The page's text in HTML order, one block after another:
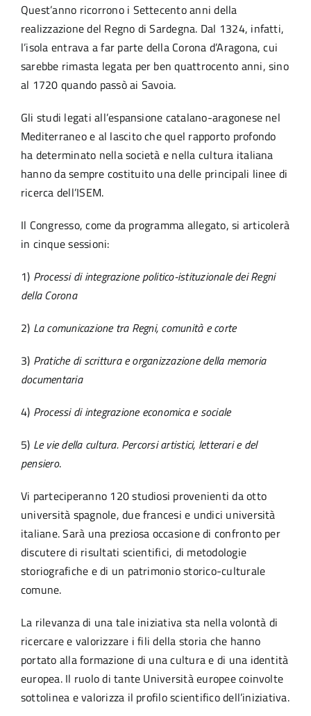
Quest’anno ricorrono i Settecento anni della
realizzazione del Regno di Sardegna. Dal 1324, infatti,
l’isola entrava a far parte della Corona d’Aragona, cui
sarebbe rimasta legata per ben quattrocento anni, sino
al 1720 quando passò ai Savoia.
Gli studi legati all’espansione catalano-aragonese nel
Mediterraneo e al lascito che quel rapporto profondo
ha determinato nella società e nella cultura italiana
hanno da sempre costituito una delle principali linee di
ricerca dell’ISEM.
Il Congresso, come da programma allegato, si articolerà
in cinque sessioni:
1) Processi di integrazione politico-istituzionale dei Regni
della Corona
2) La comunicazione tra Regni, comunità e corte
3) Pratiche di scrittura e organizzazione della memoria
documentaria
4) Processi di integrazione economica e sociale
5) Le vie della cultura. Percorsi artistici, letterari e del
pensiero.
Vi parteciperanno 120 studiosi provenienti da otto
università spagnole, due francesi e undici università
italiane. Sarà una preziosa occasione di confronto per
discutere di risultati scientifici, di metodologie
storiografiche e di un patrimonio storico-culturale
comune.
La rilevanza di una tale iniziativa sta nella volontà di
ricercare e valorizzare i fili della storia che hanno
portato alla formazione di una cultura e di una identità
europea. Il ruolo di tante Università europee coinvolte
sottolinea e valorizza il profilo scientifico dell’iniziativa.